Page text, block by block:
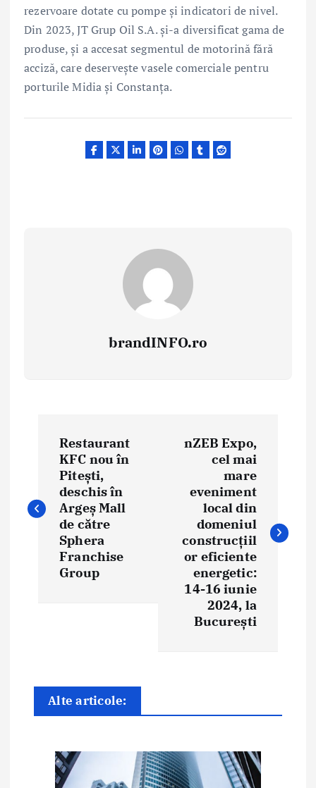
rezervoare dotate cu pompe și indicatori de nivel.
Din 2023, JT Grup Oil S.A. și-a diversificat gama de
produse, și a accesat segmentul de motorină fără
acciză, care deservește vasele comerciale pentru
porturile Midia și Constanța.
brandINFO.ro
i
n
a
Restaurant
KFC nou în
Pitești,
deschis în
Argeș Mall
de către
Sphera
Franchise
Group
nZEB Expo,
cel mai
mare
eveniment
local din
domeniul
construcțiil
or eficiente
energetic:
14-16 iunie
2024, la
București
Alte articole: